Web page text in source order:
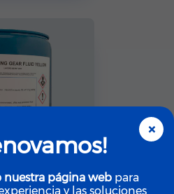
×
página web para
y las soluciones